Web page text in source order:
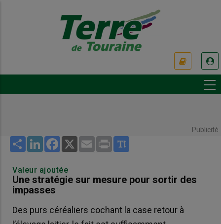
Publicité
Share LinkedInFacebook
X Email Print
Valeur ajoutée
Une stratégie sur mesure pour sortir des
impasses
Des purs céréaliers cochant la case retour à